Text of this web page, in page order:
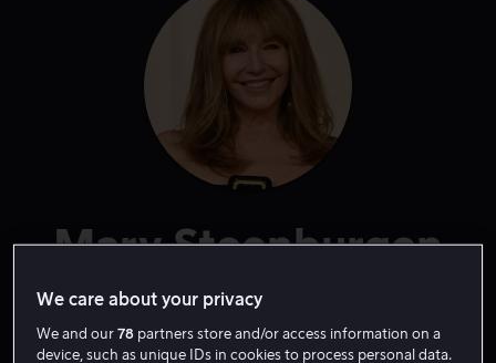
Mary Steenburgen
Skuespiller
We care about your privacy
We and our78 partners store and/or access information on a
device, such as unique IDs in cookies to process personal data.